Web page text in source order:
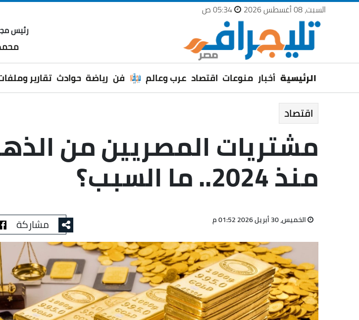
السبت، 08 أغسطس 2026
05:34 ص
رئيس
الرئيسية أخبار منوعات اقتصاد عرب وعالم فن رياضة حوادث تقارير
اقتصاد
مشتريات المصريين من
منذ 2024.. ما السبب؟
الخميس، 30 أبريل 2026 01:52 م مشاركة